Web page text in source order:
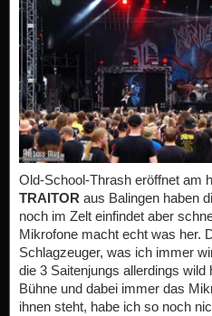
Old-School-Thrash eröffnet am
TRAITOR aus Balingen haben
noch im Zelt einfindet aber
Mikrofone macht echt was her.
Schlagzeuger, was ich immer
die 3 Saitenjungs allerdings
Bühne und dabei immer das
ihnen steht, habe ich so noch